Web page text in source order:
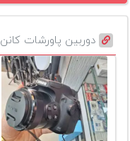
دوربین پاورشات کانن SX60 HS دست دوم